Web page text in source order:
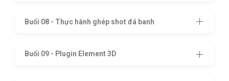
Buổi 08 - Thực hành ghép shot đá banh
Buổi 09 - Plugin Element 3D